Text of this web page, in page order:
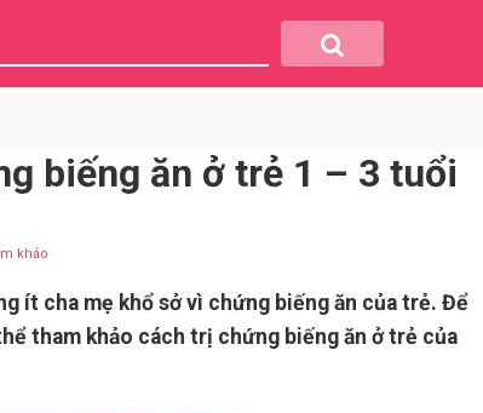
biếng ăn ở trẻ 1 – 3 tuổi
khảo
ít cha mẹ khổ sở vì chứng biếng ăn của trẻ. Để
tham khảo cách trị chứng biếng ăn ở trẻ của